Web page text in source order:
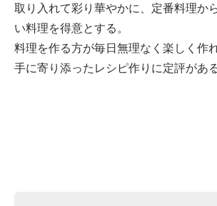
取り入れて彩り華やかに、定番料理か
い料理を得意とする。
料理を作る方が毎日無理なく楽しく作
手に寄り添ったレシピ作りに定評がある